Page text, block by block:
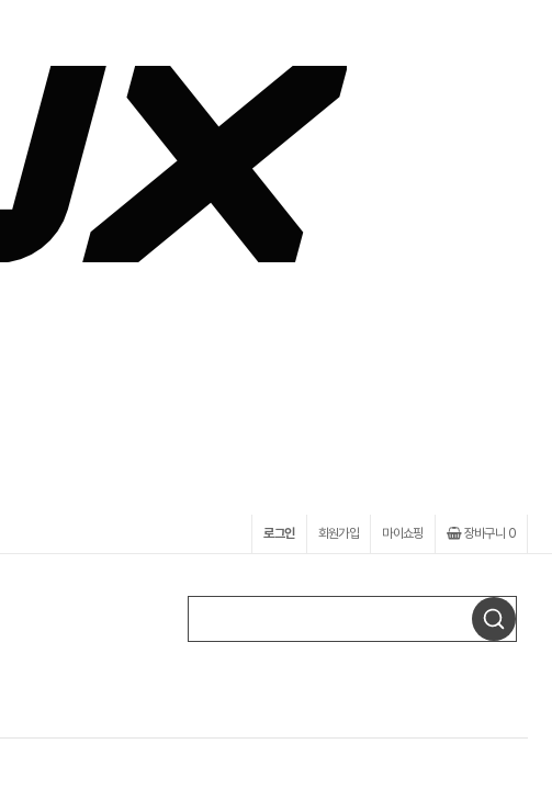
장바구니 0
마이쇼핑
회원가입
로그인